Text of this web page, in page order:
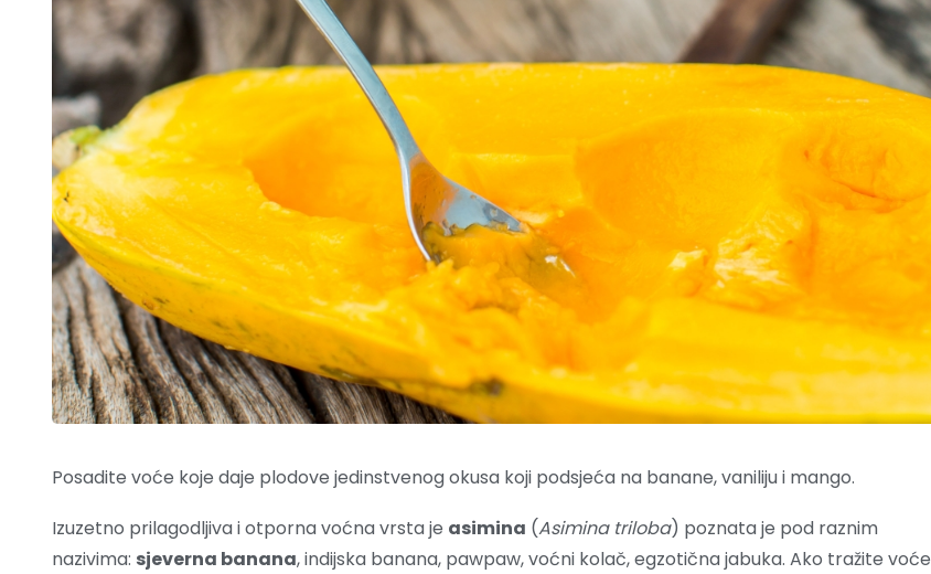
Posadite voće koje daje plodove jedinstvenog okusa koji podsjeća na banane, vaniliju i mango.
Izuzetno prilagodljiva i otporna voćna vrsta je asimina (Asimina triloba) poznata je pod raznim
nazivima: sjeverna banana, indijska banana, pawpaw, voćni kolač, egzotična jabuka. Ako tražite voće